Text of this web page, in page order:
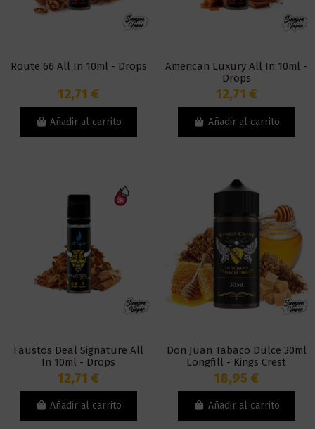
Route 66 All In 10ml - Drops
12,71 €
Añadir al carrito
American Luxury All In 10ml -
Drops
12,71 €
Añadir al carrito
Faustos Deal Signature All
In 10ml - Drops
12,71 €
Añadir al carrito
Don Juan Tabaco Dulce 30ml
Longfill - Kings Crest
18,95 €
Añadir al carrito